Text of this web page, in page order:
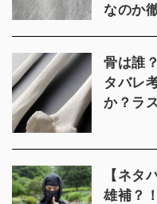
なのか
骨は誰
タバレ
か？ラ
【ネタ
雄補？